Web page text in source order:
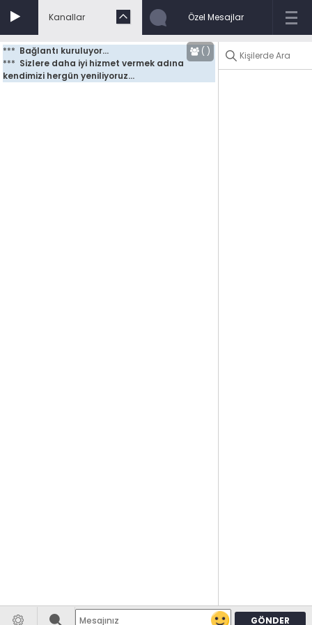
Kanallar Özel Mesajlar
( )
*** Bağlantı kuruluyor...
*** Sizlere daha iyi hizmet vermek adına
kendimizi hergün yeniliyoruz...
GÖNDER